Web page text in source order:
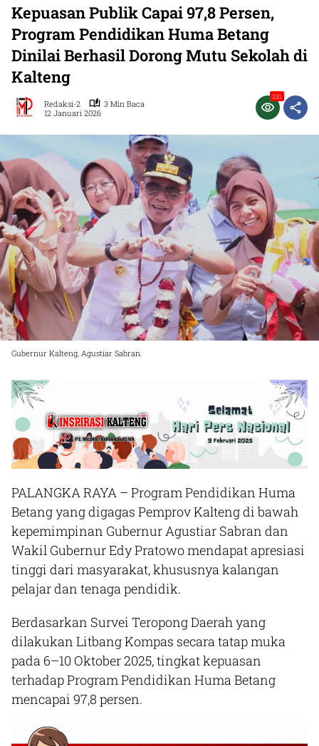
Kepuasan Publik Capai 97,8 Persen,
Program Pendidikan Huma Betang
Dinilai Berhasil Dorong Mutu Sekolah di
Kalteng
Redaksi-2
3 Min Baca
12 Januari 2026
331
Gubernur Kalteng, Agustiar Sabran.
PALANGKA RAYA – Program Pendidikan Huma
Betang yang digagas Pemprov Kalteng di bawah
kepemimpinan Gubernur Agustiar Sabran dan
Wakil Gubernur Edy Pratowo mendapat apresiasi
tinggi dari masyarakat, khususnya kalangan
pelajar dan tenaga pendidik.
Berdasarkan Survei Teropong Daerah yang
dilakukan Litbang Kompas secara tatap muka
pada 6–10 Oktober 2025, tingkat kepuasan
terhadap Program Pendidikan Huma Betang
mencapai 97,8 persen.